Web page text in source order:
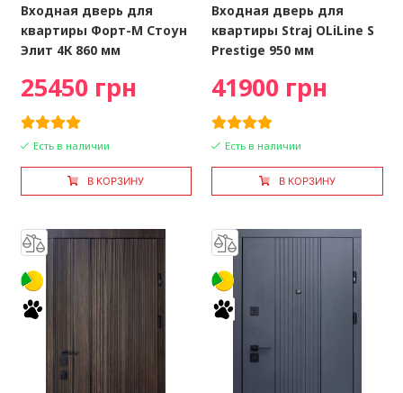
Входная дверь для
квартиры Форт-М Стоун
Элит 4К 860 мм
25450 грн
Есть в наличии
В КОРЗИНУ
Входная дверь для
квартиры Straj OLiLine S
Prestige 950 мм
41900 грн
Есть в наличии
В КОРЗИНУ